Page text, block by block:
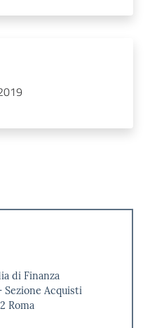
di Finanza
Acquisti
Roma